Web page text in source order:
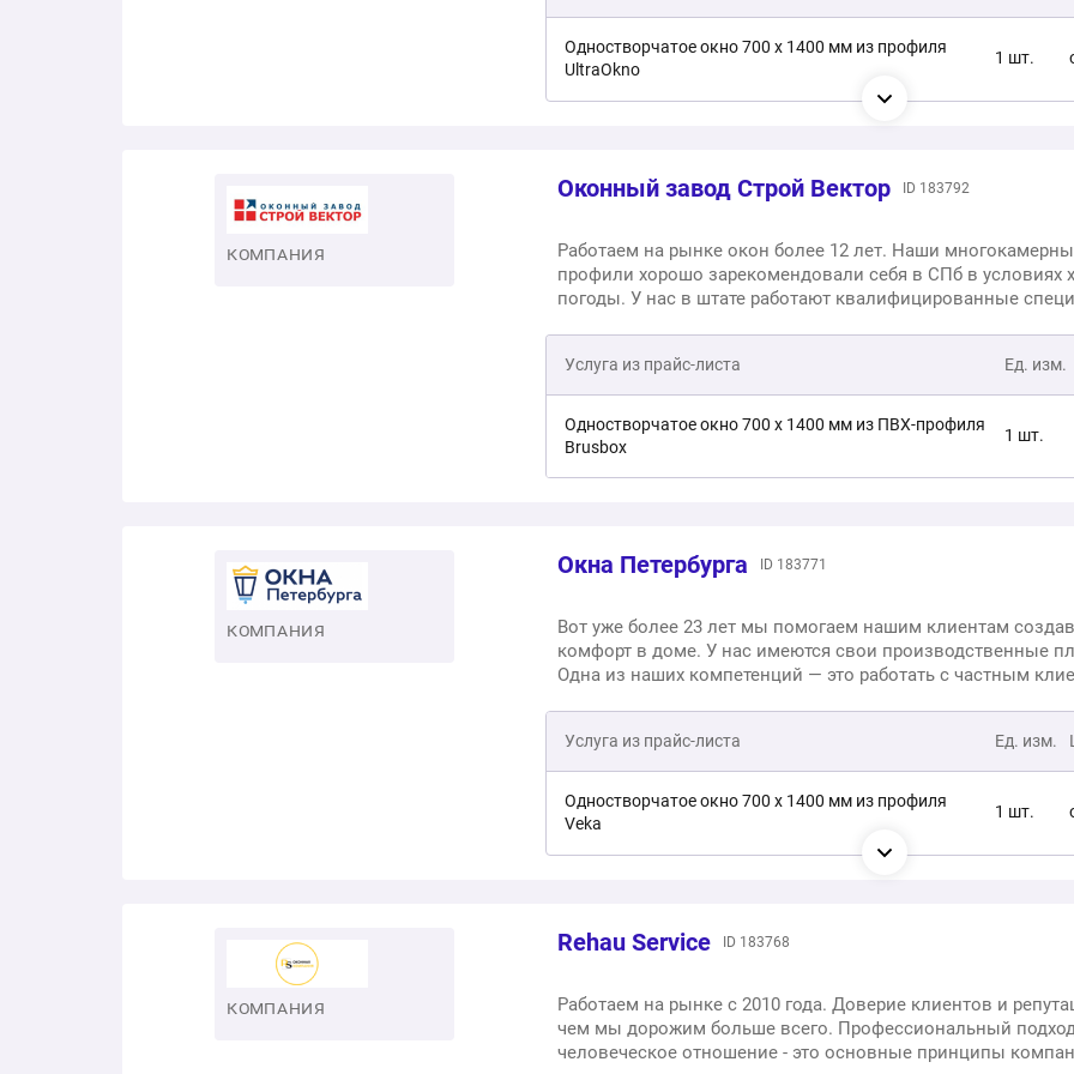
Предлагаем доступные цены за счет отлаженного
производства. Опытные монтажники, со стажем работы
установят окна в ваше помещение. Предоставляем
Одностворчатое окно 700 х 1400 мм из профиля
UltraOkno
1 шт.
КОМПАНИЯ
Оконный завод Строй Вектор ID 183792
Работаем на рынке окон более 12 лет. Наши
профили хорошо зарекомендовали себя в СПб в условиях
погоды. У нас в штате работают квалифицированные
что оградите себя от проблем, связанных с герметичностью,
продуванием и шумоизоляцией. Предоставляем гарантию
лет, на монтаж - 2 года.
Услуга из прайс-листа Ед. изм.
Одностворчатое окно 700 х 1400 мм из ПВХ-профиля
Brusbox
1 шт.
КОМПАНИЯ
Окна Петербурга ID 183771
Вот уже более 23 лет мы помогаем нашим клиентам
комфорт в доме. У нас имеются свои производственные
Одна из наших компетенций — это работать с частным
Услуга из прайс-листа Ед. изм.
Одностворчатое окно 700 х 1400 мм из профиля
Veka
1 шт.
Замена стеклопакета или стекла 1 шт.
КОМПАНИЯ
Rehau Service ID 183768
Работаем на рынке с 2010 года. Доверие клиентов и
чем мы дорожим больше всего. Профессиональный
человеческое отношение - это основные принципы